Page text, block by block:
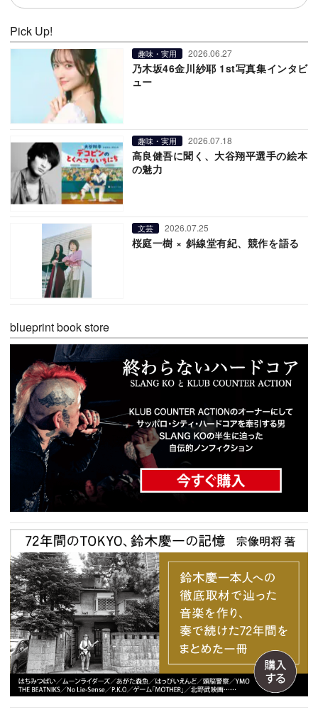
Pick Up!
趣味・実用 2026.06.27
乃木坂46金川紗耶 1st写真集インタビ
ュー
趣味・実用 2026.07.18
高良健吾に聞く、大谷翔平選手の絵本
の魅力
文芸 2026.07.25
桜庭一樹 × 斜線堂有紀、競作を語る
blueprint book store